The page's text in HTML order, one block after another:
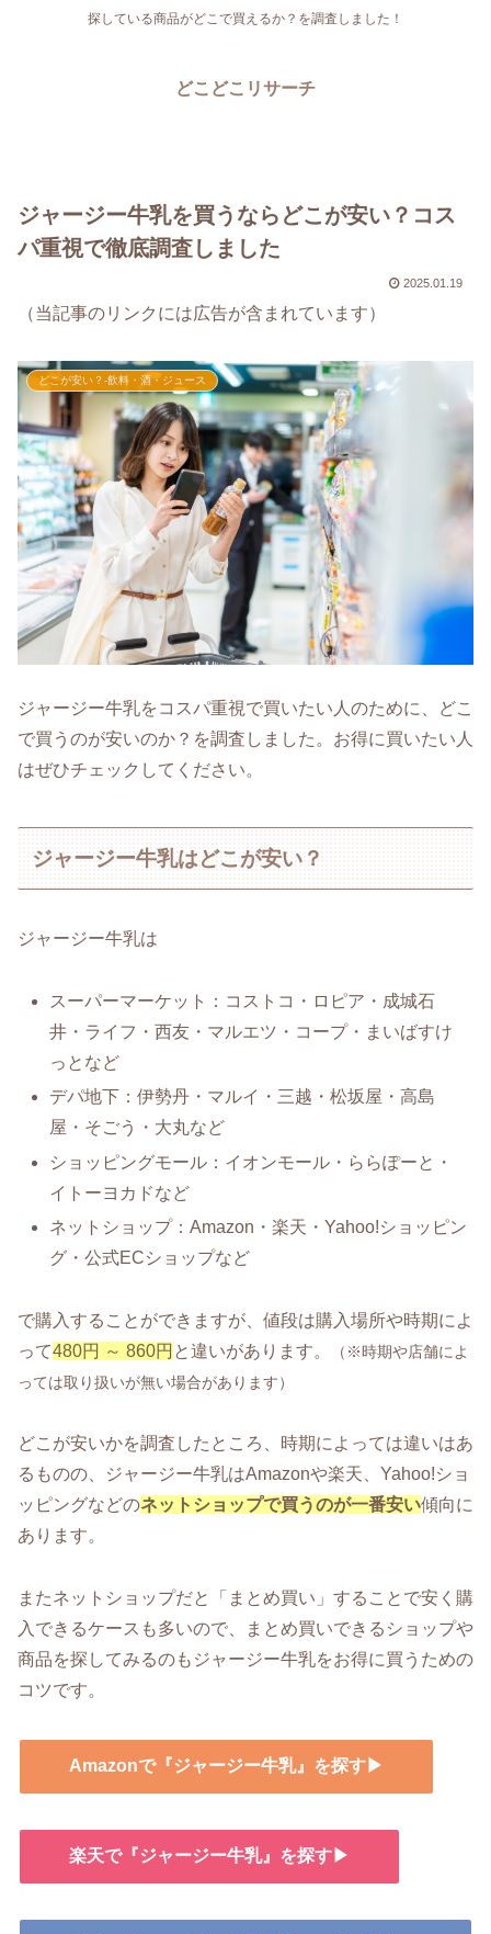
探している商品がどこで買えるか？を調査しました！
どこどこリサーチ
ジャージー牛乳を買うならどこが安い？コス
パ重視で徹底調査しました
2025.01.19
（当記事のリンクには広告が含まれています）
どこが安い？-飲料・酒・ジュース
ジャージー牛乳をコスパ重視で買いたい人のために、どこ
で買うのが安いのか？を調査しました。お得に買いたい人
はぜひチェックしてください。
ジャージー牛乳はどこが安い？
ジャージー牛乳は
スーパーマーケット：コストコ・ロピア・成城石
井・ライフ・西友・マルエツ・コープ・まいばすけ
っとなど
デパ地下：伊勢丹・マルイ・三越・松坂屋・高島
屋・そごう・大丸など
ショッピングモール：イオンモール・ららぽーと・
イトーヨカドなど
ネットショップ：Amazon・楽天・Yahoo!ショッピン
グ・公式ECショップなど
で購入することができますが、値段は購入場所や時期によ
って480円 ～ 860円 と違いがあります。
（※時期や店舗によ
っては取り扱いが無い場合があります）
どこが安いかを調査したところ、時期によっては違いはあ
るものの、ジャージー牛乳はAmazonや楽天、Yahoo!ショ
ッピングなどのネットショップで買うのが一番安い傾向に
あります。
またネットショップだと「まとめ買い」することで安く購
入できるケースも多いので、まとめ買いできるショップや
商品を探してみるのもジャージー牛乳をお得に買うための
コツです。
Amazonで『ジャージー牛乳』を探す▶
楽天で『ジャージー牛乳』を探す▶